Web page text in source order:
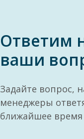
Ответим
ваши
Задайте вопрос,
менеджеры
ближайшее время